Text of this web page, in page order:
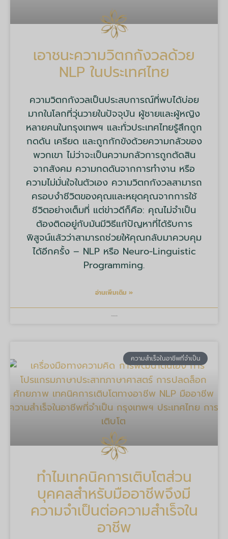
เอาชนะความวิตกกังวลด้วย
NLP ในประเทศไทย
ความวิตกกังวลเป็นประสบการณ์ที่พบได้บ่อย
มากในโลกที่วุ่นวายในปัจจุบัน ผู้ชายและผู้หญิง
หลายคนในกรุงเทพฯ และทั่วประเทศไทยรู้สึกถูก
กดดัน เครียด และถูกกักขังด้วยความกลัวของ
พวกเขา ไม่ว่าจะเป็นความกลัวการถูกตัดสิน
จากสังคม ความกดดันจากการทำงาน หรือ
ความไม่มั่นใจในตัวเอง ความวิตกกังวลสามารถ
ครอบงำชีวิตของคุณและหยุดคุณจากการใช้
ชีวิตอย่างเต็มที่ แต่ข่าวดีก็คือ: คุณไม่จำเป็น
ต้องติดอยู่กับมันมีวิธีแก้ปัญหาที่ได้รับการ
พิสูจน์แล้วว่าสามารถช่วยให้คุณกลับมาควบคุม
ได้อีกครั้ง – NLP หรือ Neuro-Linguistic
Programming.
อ่านเพิ่มเติม »
ความสำเร็จในอาชีพที่จำเป็น
ทำไมเทคนิคการเติบโตส่วน
บุคคลสำหรับมืออาชีพจึงมี
ความจำเป็นต่อความสำเร็จใน
อาชีพ